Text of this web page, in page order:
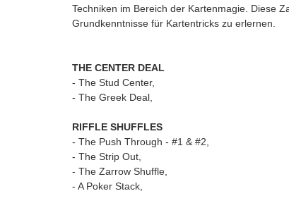
Techniken im Bereich der Kartenmagie. Diese
Grundkenntnisse für Kartentricks zu erlernen.
THE CENTER DEAL
- The Stud Center,
- The Greek Deal,
RIFFLE SHUFFLES
- The Push Through - #1 & #2,
- The Strip Out,
- The Zarrow Shuffle,
- A Poker Stack,